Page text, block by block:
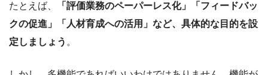
たとえば、
「評価業務のペーパーレス化」「フィードバッ
クの促進」「人材育成への活用」など、具体的な目的を設
定しましょう 。